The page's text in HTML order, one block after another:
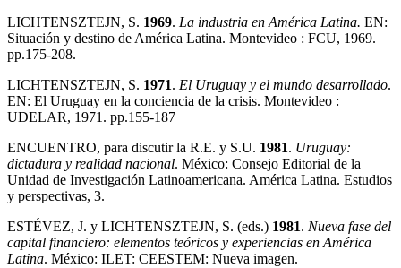
LICHTENSZTEJN, S. 1969. La industria en América Latina. EN:
Situación y destino de América Latina. Montevideo : FCU, 1969.
pp.175-208.
LICHTENSZTEJN, S. 1971. El Uruguay y el mundo desarrollado.
EN: El Uruguay en la conciencia de la crisis. Montevideo :
UDELAR, 1971. pp.155-187
ENCUENTRO, para discutir la R.E. y S.U. 1981. Uruguay:
dictadura y realidad nacional. México: Consejo Editorial de la
Unidad de Investigación Latinoamericana. América Latina. Estudios
y perspectivas, 3.
ESTÉVEZ, J. y LICHTENSZTEJN, S. (eds.) 1981. Nueva fase del
capital financiero: elementos teóricos y experiencias en América
Latina. México: ILET: CEESTEM: Nueva imagen.